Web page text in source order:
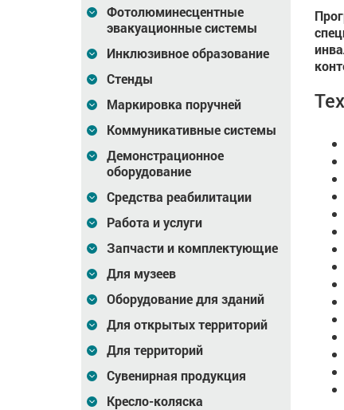
Фотолюминесцентные
эвакуационные системы
Инклюзивное образование
Стенды
Маркировка поручней
Коммуникативные системы
Демонстрационное
оборудование
Средства реабилитации
Работа и услуги
Запчасти и комплектующие
Для музеев
Оборудование для зданий
Для открытых территорий
Для территорий
Сувенирная продукция
Кресло-коляска